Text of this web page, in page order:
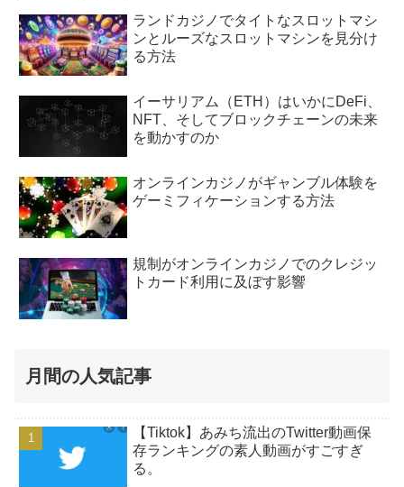
ランドカジノでタイトなスロットマシ
ンとルーズなスロットマシンを見分け
る方法
イーサリアム（ETH）はいかにDeFi、
NFT、そしてブロックチェーンの未来
を動かすのか
オンラインカジノがギャンブル体験を
ゲーミフィケーションする方法
規制がオンラインカジノでのクレジッ
トカード利用に及ぼす影響
月間の人気記事
【Tiktok】あみち流出のTwitter動画保
存ランキングの素人動画がすごすぎ
る。